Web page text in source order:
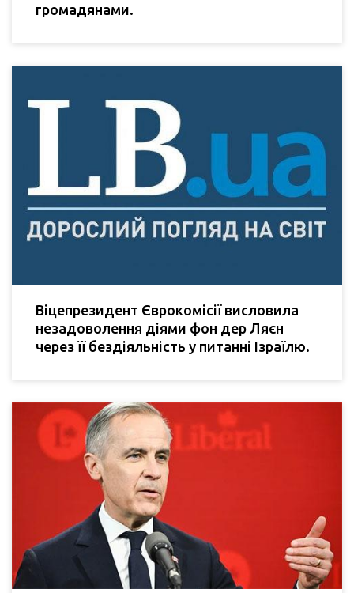
громадянами.
Віцепрезидент Єврокомісії висловила
незадоволення діями фон дер Ляєн
через її бездіяльність у питанні Ізраїлю.